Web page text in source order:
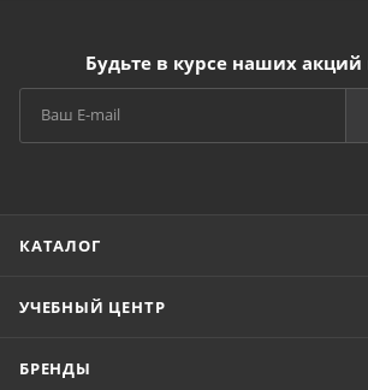
Будьте в курсе наших акций
КАТАЛОГ
УЧЕБНЫЙ ЦЕНТР
БРЕНДЫ